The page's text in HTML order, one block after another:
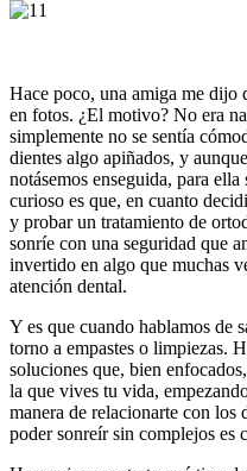
Hace poco, una amiga me dijo
en fotos. ¿El motivo? No era
simplemente no se sentía
dientes algo apiñados, y
notásemos enseguida, para
curioso es que, en cuanto
y probar un tratamiento de
sonríe con una seguridad que
invertido en algo que muchas
atención dental.
Y es que cuando hablamos de
torno a empastes o limpiezas.
soluciones que, bien
la que vives tu vida,
manera de relacionarte con los
poder sonreír sin complejos es